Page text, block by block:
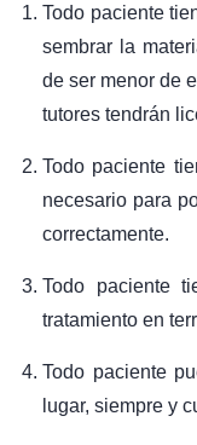
Todo paciente
sembrar la
de ser menor de
tutores tendrán
Todo paciente
necesario para
correctamente.
Todo paciente
tratamiento en
Todo paciente
lugar, siempre y